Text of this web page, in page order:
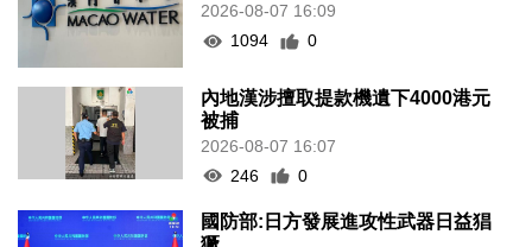
2026-08-07 16:09
1094
0
內地漢涉擅取提款機遺下4000港元
被捕
2026-08-07 16:07
246
0
國防部:日方發展進攻性武器日益猖